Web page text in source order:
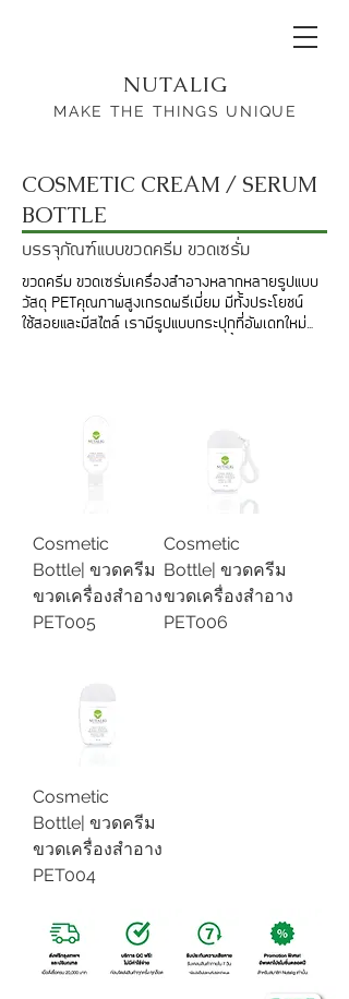
NUTALIG
MAKE THE THINGS UNIQUE
COSMETIC CREAM / SERUM
BOTTLE
บรรจุภัณฑ์แบบขวดครีม ขวดเซรั่ม
ขวดครีม ขวดเซรั่มเครื่องสำอางหลากหลายรูปแบบ
วัสดุ PETคุณภาพสูงเกรดพรีเมี่ยม มีทั้งประโยชน์
ใช้สอยและมีสไตล์ เรามีรูปแบบกระปุกที่อัพเดทใหม่
Cosmetic
Bottle| ขวดครีม
ขวดเครื่องสำอาง
PET005
Cosmetic
Bottle| ขวดครีม
ขวดเครื่องสำอาง
PET006
Cosmetic
Bottle| ขวดครีม
ขวดเครื่องสำอาง
PET004